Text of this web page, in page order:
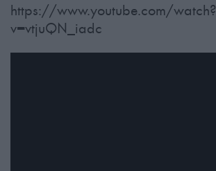
https://www.youtube.com/watch?
v=vtjuQN_iadc